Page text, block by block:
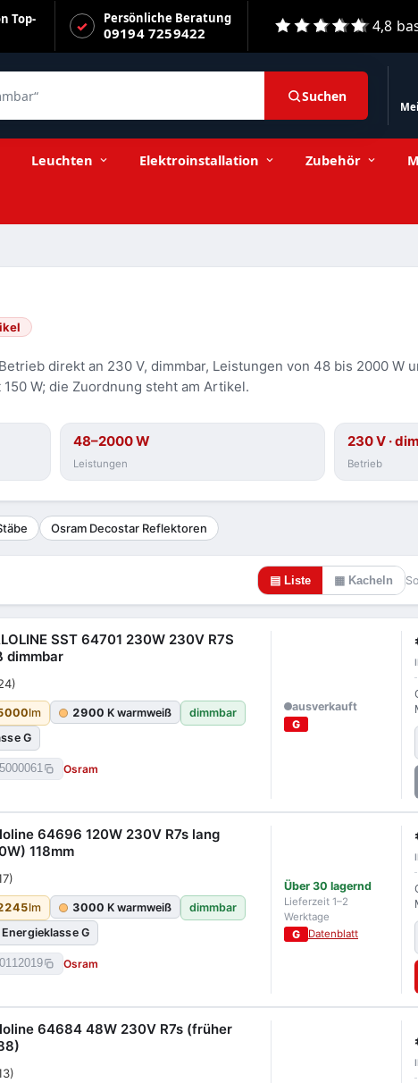
Top-
Persönliche Beratung
09194 7259422 4,8
Suchen
Leuchten Elektroinstallation Zubehör
direkt an 230 V, dimmbar, Leistungen von 48 bis 2000 W
W; die Zuordnung steht am Artikel.
48–2000 W
Leistungen
230 V ·
Betrieb
Osram Decostar Reflektoren
▤ Liste ▦ Kacheln
SST 64701 230W 230V R7S
dimmbar
lm 2900 K warmweiß
dimmbar
G
Osram
ausverkauft
G
64696 120W 230V R7s lang
118mm
lm 3000 K warmweiß
dimmbar
Energieklasse G
Osram
Über 30 lagernd
Lieferzeit 1–2
Werktage
G Datenblatt
64684 48W 230V R7s (früher